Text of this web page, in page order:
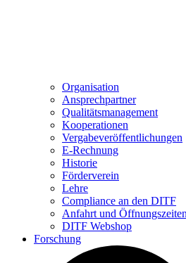
Organisation
Ansprechpartner
Qualitätsmanagement
Kooperationen
Vergabeveröffentlichungen
E-Rechnung
Historie
Förderverein
Lehre
Compliance an den DITF
Anfahrt und Öffnungszeiten
DITF Webshop
Forschung